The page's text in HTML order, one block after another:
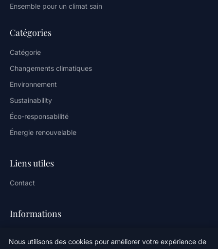
Ensemble pour un climat sain
Catégories
Catégorie
Changements climatiques
Environnement
Sustainability
Éco-responsabilité
Énergie renouvelable
Liens utiles
Contact
Informations
Nous utilisons des cookies pour améliorer votre expérience de